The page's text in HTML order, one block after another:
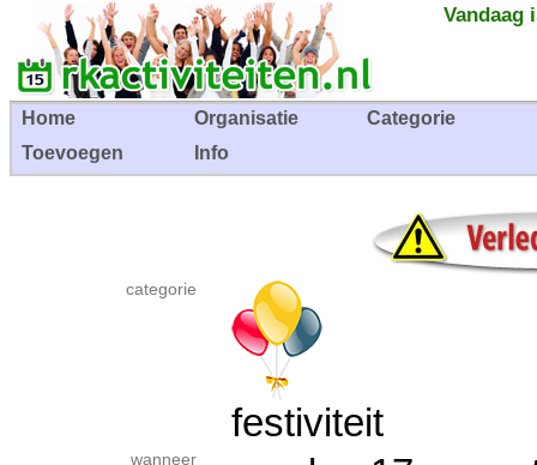
Vandaag
Home Organisatie
Categorie
Toevoegen
Info
categorie
festiviteit
wanneer